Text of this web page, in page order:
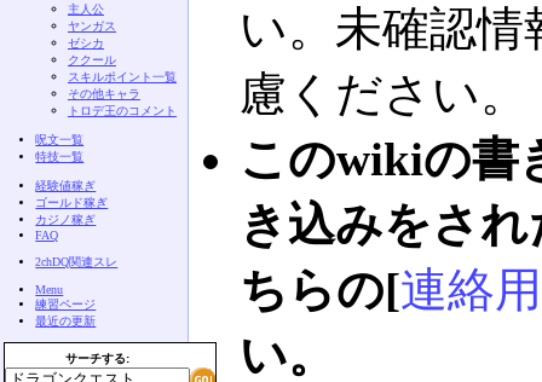
い。未確認
慮ください。
このwikiの書
き込みをさ
ちらの[連絡
い。
主人公
ヤンガス
ゼシカ
ククール
スキルポイント一覧
その他キャラ
トロデ王のコメント
呪文一覧
特技一覧
経験値稼ぎ
ゴールド稼ぎ
カジノ稼ぎ
FAQ
2chDQ関連スレ
Menu
練習ページ
最近の更新
サーチする: